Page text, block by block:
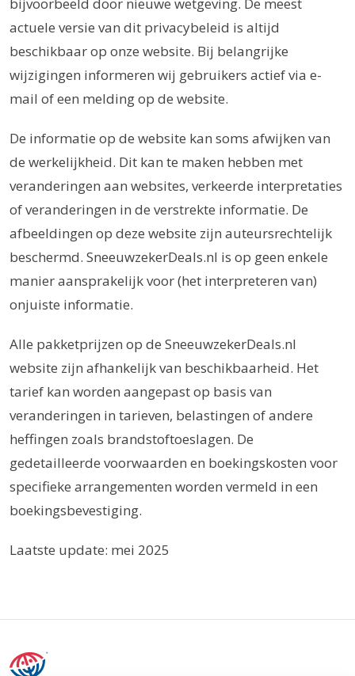
actuele versie van dit privacybeleid is altijd
beschikbaar op onze website. Bij belangrijke
wijzigingen informeren wij gebruikers actief via e-
mail of een melding op de website.
De informatie op de website kan soms afwijken van
de werkelijkheid. Dit kan te maken hebben met
veranderingen aan websites, verkeerde interpretaties
of veranderingen in de verstrekte informatie. De
afbeeldingen op deze website zijn auteursrechtelijk
beschermd. SneeuwzekerDeals.nl is op geen enkele
manier aansprakelijk voor (het interpreteren van)
onjuiste informatie.
Alle pakketprijzen op de SneeuwzekerDeals.nl
website zijn afhankelijk van beschikbaarheid. Het
tarief kan worden aangepast op basis van
veranderingen in tarieven, belastingen of andere
heffingen zoals brandstoftoeslagen. De
gedetailleerde voorwaarden en boekingskosten voor
specifieke arrangementen worden vermeld in een
boekingsbevestiging.
Laatste update: mei 2025